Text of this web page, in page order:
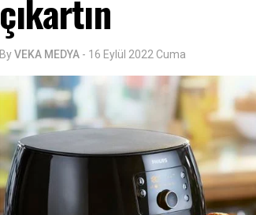
çıkartın
ByVEKA MEDYA - 16 Eylül 2022 Cuma